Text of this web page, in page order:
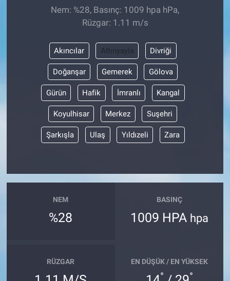
Nem: %28, Basınç: 1009 hpa hPa,
Rüzgar: 1.11 m/s
Akıncılar Altınyayla Divriği
Doğanşar Gemerek Gölova
Gürün Hafik İmranlı Kangal
Koyulhisar Merkez Suşehri
Şarkışla Ulaş Yıldızeli Zara
NEM
%28
BASINÇ
1009 HPA hpa
RÜZGAR EN DÜŞÜK / EN YÜKSEK
° °